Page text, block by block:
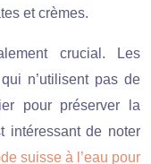
et crèmes.
crucial. Les
n’utilisent pas de
pour préserver la
intéressant de noter
suisse à l’eau pour